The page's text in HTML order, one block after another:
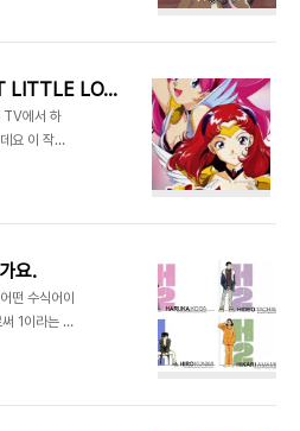
렬!! 우후
웨딩피치 DX ED - SWEET LITTLE LOVE
TV에서 하
요 이 작품
"우왔!!! 핑
하게 되어
락이 얇으
그마한 소망
웃은 거
한 의미(?)
니 엔딩까
요.
떤 수식어이
1이라는 숫
다. 굳이 표